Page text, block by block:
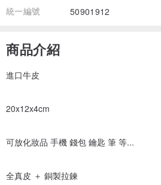
統一編號
50901912
商品介紹
進口牛皮
20x12x4cm
可放化妝品 手機 錢包 鑰匙 筆 等...
全真皮 ＋ 銅製拉鍊